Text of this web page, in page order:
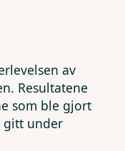
av
Resultatene
som ble gjort
gitt under